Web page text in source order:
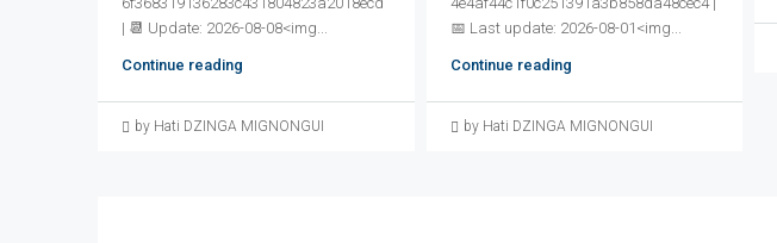
| 📆 Update: 2026-08-08<img...
Continue reading
by Hati DZINGA MIGNONGUI
📅 Last update: 2026-08-01<img...
Continue reading
by Hati DZINGA MIGNONGUI